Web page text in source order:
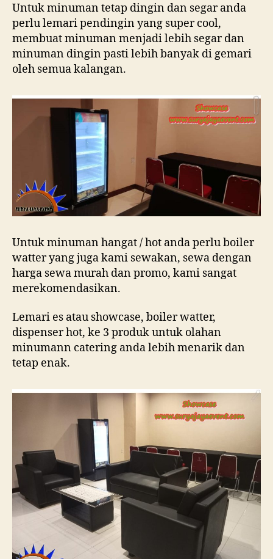
Untuk minuman tetap dingin dan segar anda
perlu lemari pendingin yang super cool,
membuat minuman menjadi lebih segar dan
minuman dingin pasti lebih banyak di gemari
oleh semua kalangan.
Untuk minuman hangat / hot anda perlu boiler
watter yang juga kami sewakan, sewa dengan
harga sewa murah dan promo, kami sangat
merekomendasikan.
Lemari es atau showcase, boiler watter,
dispenser hot, ke 3 produk untuk olahan
minumann catering anda lebih menarik dan
tetap enak.